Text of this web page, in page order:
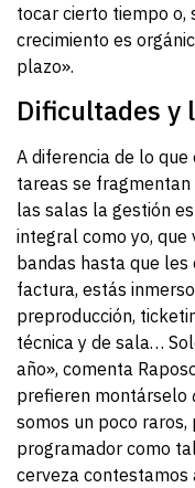
tocar cierto tiempo o,
crecimiento es
plazo».
Dificultades y
A diferencia de lo
tareas se
las salas la gestión
integral como yo, que
bandas hasta que
factura, estás
preproducción,
técnica y de sala…
año», comenta
prefieren montárselo
somos un poco raros,
programador como
cerveza contestamos